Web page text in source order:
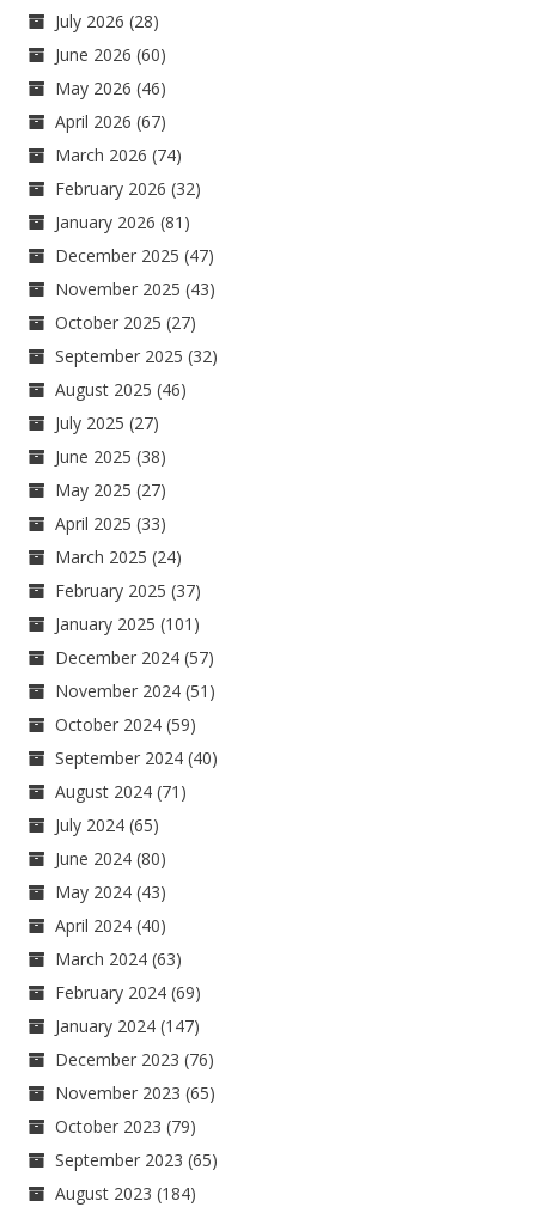
July 2026 (28)
June 2026 (60)
May 2026 (46)
April 2026 (67)
March 2026 (74)
February 2026 (32)
January 2026 (81)
December 2025 (47)
November 2025 (43)
October 2025 (27)
September 2025 (32)
August 2025 (46)
July 2025 (27)
June 2025 (38)
May 2025 (27)
April 2025 (33)
March 2025 (24)
February 2025 (37)
January 2025 (101)
December 2024 (57)
November 2024 (51)
October 2024 (59)
September 2024 (40)
August 2024 (71)
July 2024 (65)
June 2024 (80)
May 2024 (43)
April 2024 (40)
March 2024 (63)
February 2024 (69)
January 2024 (147)
December 2023 (76)
November 2023 (65)
October 2023 (79)
September 2023 (65)
August 2023 (184)